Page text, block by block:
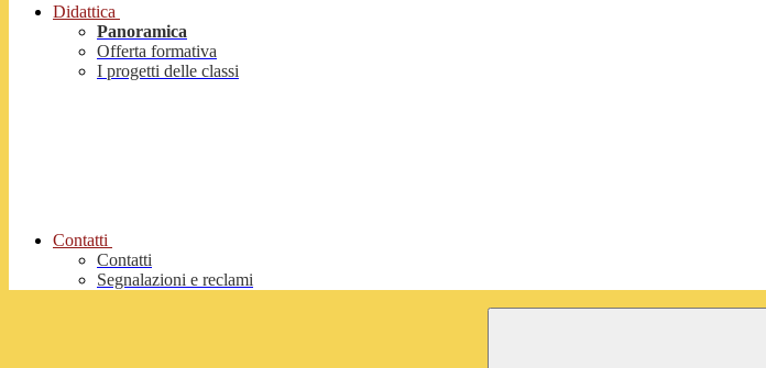
Didattica
Panoramica
Offerta formativa
I progetti delle classi
Contatti
Contatti
Segnalazioni e reclami